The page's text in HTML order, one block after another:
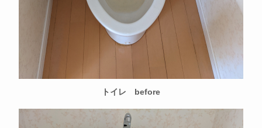
トイレ before